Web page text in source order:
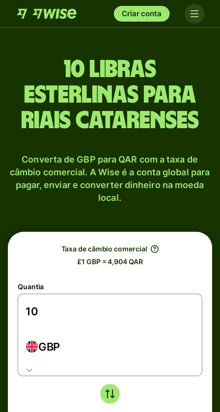
Criar conta
10 Libras
esterlinas para
Riais catarenses
Converta de GBP para QAR com a taxa de
câmbio comercial. A Wise é a conta global para
pagar, enviar e converter dinheiro na moeda
local.
Taxa de câmbio comercial
£1 GBP = 4,904 QAR
Quantia
GBP